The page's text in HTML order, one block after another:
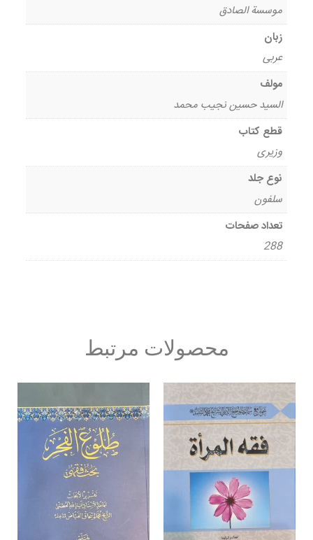
موسسة الصادق
زبان
عربی
مولف
السید حسین نجیب محمد
قطع کتاب
وزیری
نوع جلد
سلفون
تعداد صفحات
288
محصولات مرتبط